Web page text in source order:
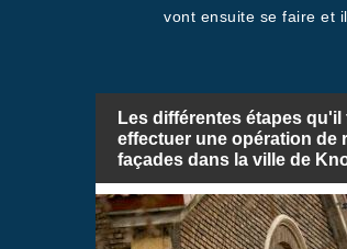
vont ensuite se faire et
Les différentes étapes
effectuer une opération de
façades dans la ville de